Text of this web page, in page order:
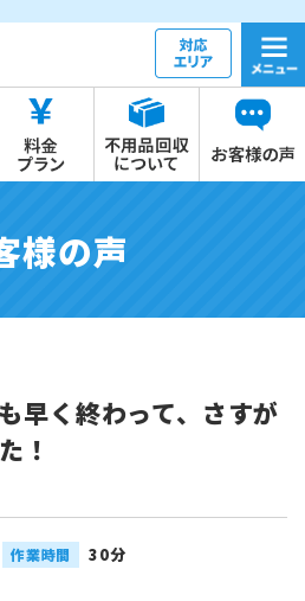
様の声
早く終わって、さすが
！
作業時間 30分